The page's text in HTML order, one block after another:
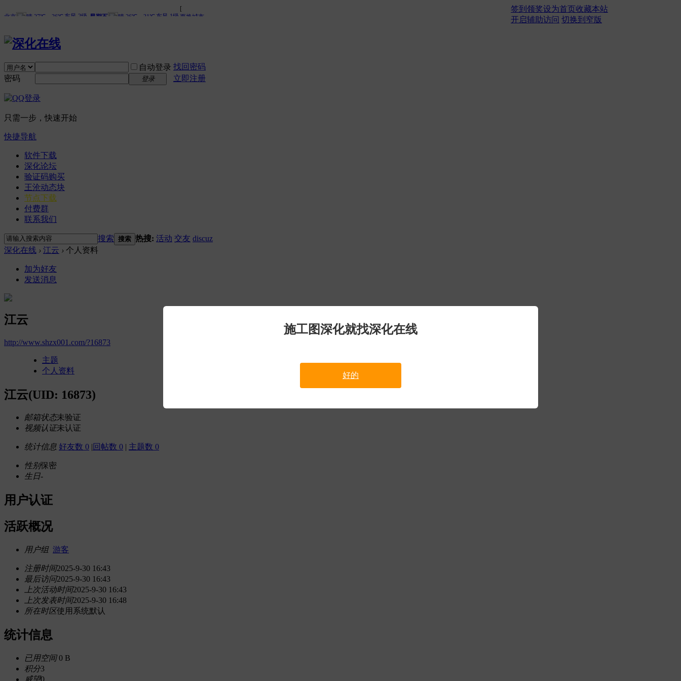
签到领奖设为首页收藏本站
开启辅助访问 切换到窄版
自动登录 找回密码
密码
登录 立即注册
只需一步，快速开始
快捷导航
软件下载
深化论坛
验证码购买
王沧动态块
节点下载
付费群
联系我们
搜索 搜索 热搜: 活动 交友 discuz
深化在线 › 江云 › 个人资料
加为好友
发送消息
江云
http://www.shzx001.com/?16873
主题
个人资料
江云(UID: 16873)
邮箱状态未验证
视频认证未认证
统计信息 好友数 0 | 回帖数 0 | 主题数 0
性别保密
生日-
用户认证
活跃概况
用户组 游客
注册时间2025-9-30 16:43
最后访问2025-9-30 16:43
上次活动时间2025-9-30 16:43
上次发表时间2025-9-30 16:48
所在时区使用系统默认
统计信息
已用空间0 B
积分3
威望0
施工图深化就找深化在线
好的